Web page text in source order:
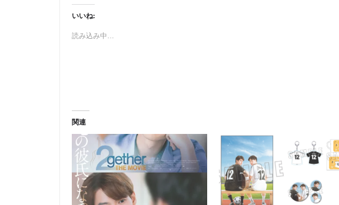
いいね:
読み込み中…
関連